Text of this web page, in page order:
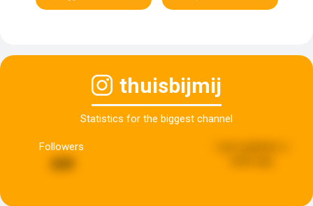
thuisbijmij
Statistics for the biggest channel
Followers